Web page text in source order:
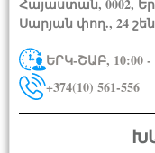
Հայաստան, 0002,
Սարյան փող., 24
ԵՐԿ-ՇԱԲ, 10:00 -
+374(10) 561-556